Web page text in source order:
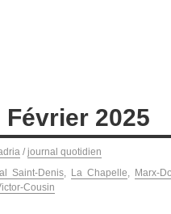
Février 2025
/ journal quotidien
Saint-Denis La Chapelle
Marx-
Cousin